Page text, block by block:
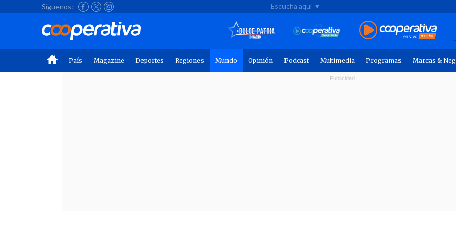
Síguenos: Escucha aquí ▼
País Magazine Deportes Regiones Mundo Opinión Podcast Multimedia Programas Marcas &